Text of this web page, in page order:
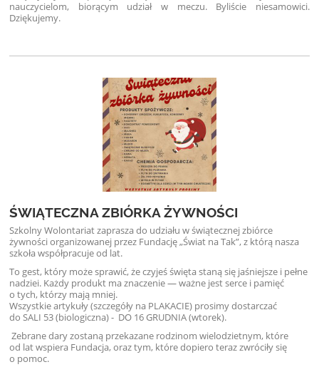
nauczycielom, biorącym udział w meczu. Byliście niesamowici.
Dziękujemy.
ŚWIĄTECZNA ZBIÓRKA ŻYWNOŚCI
Szkolny Wolontariat zaprasza do udziału w świątecznej zbiórce
żywności organizowanej przez Fundację „Świat na Tak”, z którą nasza
szkoła współpracuje od lat.
To gest, który może sprawić, że czyjeś święta staną się jaśniejsze i pełne
nadziei. Każdy produkt ma znaczenie — ważne jest serce i pamięć
o tych, którzy mają mniej.
Wszystkie artykuły (szczegóły na PLAKACIE) prosimy dostarczać
do SALI 53 (biologiczna) - DO 16 GRUDNIA (wtorek).
Zebrane dary zostaną przekazane rodzinom wielodzietnym, które
od lat wspiera Fundacja, oraz tym, które dopiero teraz zwróciły się
o pomoc.